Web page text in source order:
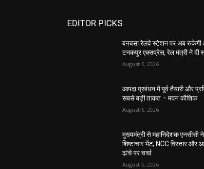
EDITOR PICKS
बनबसा रेलवे स्टेशन पर अब रुकेगी
टनकपुर एक्सप्रेस, रेल मंत्री ने दी
August 6, 2026
आपदा प्रबंधन में पूर्व तैयारी और
सबसे बड़ी ताकत – मदन कौशिक
August 6, 2026
मुख्यमंत्री से महानिदेशक एनसीसी
शिष्टाचार भेंट, NCC विस्तार और
ढांचे पर चर्चा
August 6, 2026